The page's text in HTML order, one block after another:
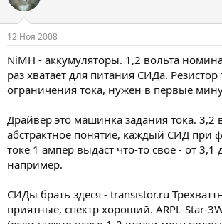
12 Ноя 2008
NiMH - аккумуляторы. 1,2 вольта
раз хватает для питания СИДа. Резистор
ограничения тока, нужен в первые
Драйвер это машинка задания тока. 3,2
абстрактное понятие, каждый СИД при
токе 1 ампер выдаст что-то свое - от 3,1
например.
СИДы брать здеся - transistor.ru
приятные, спектр хороший. ARPL-Star-